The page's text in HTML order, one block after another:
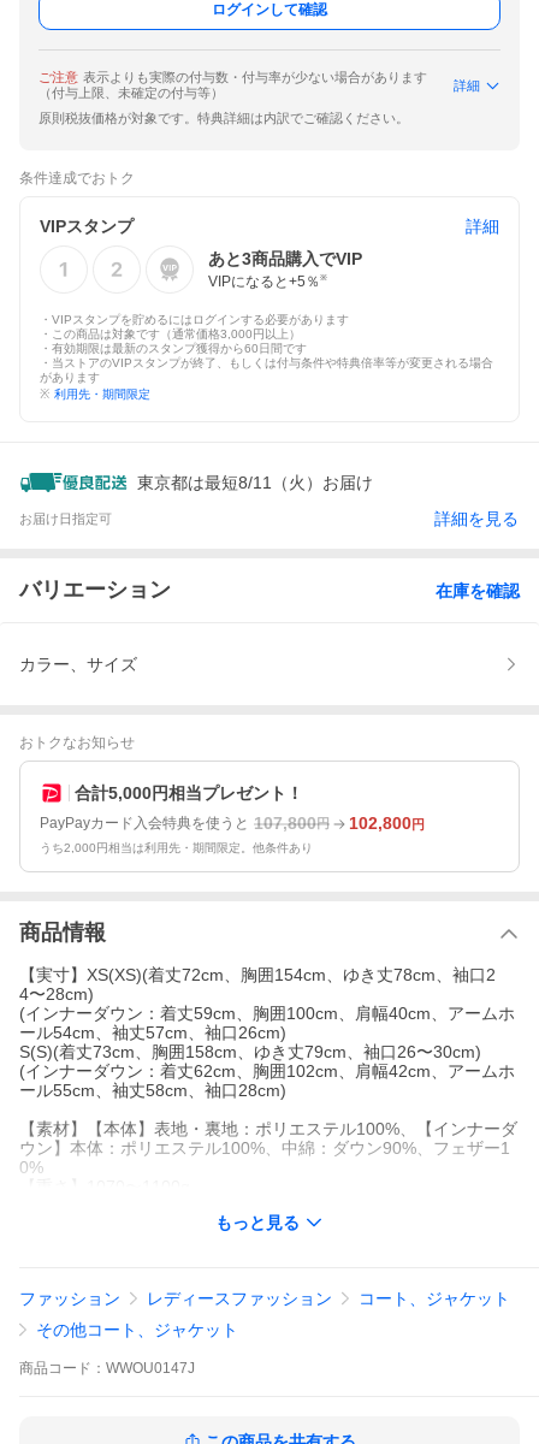
ログインして確認
ご注意 表示よりも実際の付与数・付与率が少ない場合があります
（付与上限、未確定の付与等）
詳細
原則税抜価格が対象です。特典詳細は内訳でご確認ください。
条件達成でおトク
VIPスタンプ
詳細
あと3商品購入でVIP
VIPになると+5 ％ ※
・VIPスタンプを貯めるにはログインする必要があります
・この商品は対象です（通常価格3,000円以上）
・有効期限は最新のスタンプ獲得から60日間です
・当ストアのVIPスタンプが終了、もしくは付与条件や特典倍率等が変更される場合
があります
※ 利用先・期間限定
東京都は最短8/11（火）お届け
お届け日指定可 詳細を見る
バリエーション 在庫を確認
カラー、サイズ
おトクなお知らせ
合計5,000円相当プレゼント！
PayPayカード入会特典を使うと 107,800円 102,800円
うち2,000円相当は利用先・期間限定。他条件あり
商品情報
【実寸】XS(XS)(着丈72cm、胸囲154cm、ゆき丈78cm、袖口2
4〜28cm)
(インナーダウン：着丈59cm、胸囲100cm、肩幅40cm、アームホ
ール54cm、袖丈57cm、袖口26cm)
S(S)(着丈73cm、胸囲158cm、ゆき丈79cm、袖口26〜30cm)
(インナーダウン：着丈62cm、胸囲102cm、肩幅42cm、アームホ
ール55cm、袖丈58cm、袖口28cm)
【素材】【本体】表地・裏地：ポリエステル100%、【インナーダ
ウン】本体：ポリエステル100%、中綿：ダウン90%、フェザー1
0%
【着用モデル】
身長：165cm
洋服のサイズ：M(9〜11号)
ボトムサイズ：M
モデル着用サイズ：XS
もっと見る
ファッション レディースファッション
コート、ジャケット
その他コート、ジャケット
商品 コード： WWOU0147J